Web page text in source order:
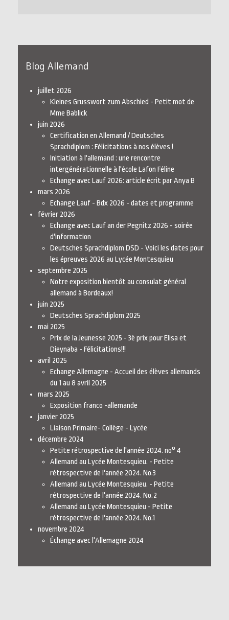
Blog Allemand
juillet 2026
Kleines Grusswort zum Abschied - Petit mot de
Mme Bablick
juin 2026
Certification en Allemand / Deutsches
Sprachdiplom : Félicitations à nos élèves !
Initiation à l'allemand : une rencontre
intergénérationnelle à l'école Lafon Féline
Echange avec Lauf 2026: article écrit par Anya B
mars 2026
Echange Lauf - Bdx 2026 - dates et programme
février 2026
Echange avec Lauf an der Pegnitz 2026 - soirée
d'information
Deutsches Sprachdiplom DSD - Voici les dates pour
les épreuves 2026 au Lycée Montesquieu
septembre 2025
Notre exposition bientôt au consulat général
allemand à Bordeaux!
juin 2025
Deutsches Sprachdiplom 2025
mai 2025
Prix de la Jeunesse 2025 - 3è prix pour Elisa et
Dieynaba - Félicitations!!!
avril 2025
Echange Allemagne - Accueil des élèves allemands
du 1 au 8 avril 2025
mars 2025
Exposition franco -allemande
janvier 2025
Liaison Primaire- Collège - Lycée
décembre 2024
Petite rétrospective de l'année 2024. no° 4
Allemand au Lycée Montesquieu. - Petite
rétrospective de l'année 2024. No.3
Allemand au Lycée Montesquieu. - Petite
rétrospective de l'année 2024. No.2
Allemand au Lycée Montesquieu - Petite
rétrospective de l'année 2024. No.1
novembre 2024
Échange avec l'Allemagne 2024